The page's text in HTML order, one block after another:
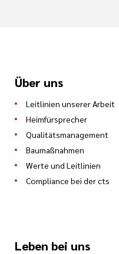
Über uns
Leitlinien unserer Arbeit
Heimfürsprecher
Qualitätsmanagement
Baumaßnahmen
Werte und Leitlinien
Compliance bei der cts
Leben bei uns